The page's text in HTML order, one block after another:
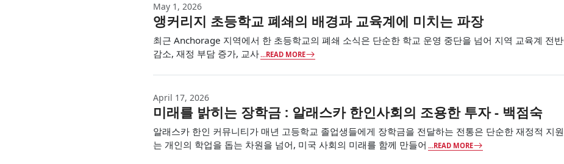
May 1, 2026
앵커리지 초등학교 폐쇄의 배경과 교육계에 미치는 파장
최근 Anchorage 지역에서 한 초등학교의 폐쇄 소식은 단순한 학교 운영 중단을 넘어 지역 교육계 전
감소, 재정 부담 증가, 교사...READ MORE
April 17, 2026
미래를 밝히는 장학금 : 알래스카 한인사회의 조용한 투자 - 백점숙
알래스카 한인 커뮤니티가 매년 고등학교 졸업생들에게 장학금을 전달하는 전통은 단순한 재정적 지
는 개인의 학업을 돕는 차원을 넘어, 미국 사회의 미래를 함께 만들어 ...READ MORE